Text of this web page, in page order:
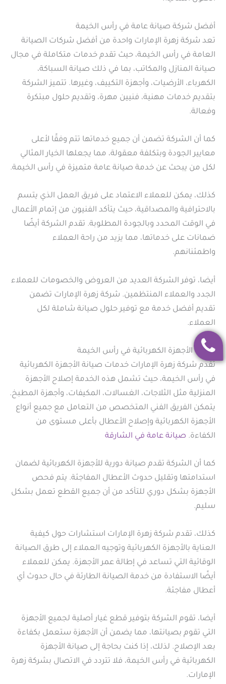
أفضل شركة صيانة عامة في رأس الخيمة
تعد شركة زهرة الإمارات واحدة من أفضل شركات الصيانة
العامة في رأس الخيمة، حيث تقدم خدمات متكاملة في مجال
صيانة المنازل والمكاتب، بما في ذلك صيانة السباكة،
الكهرباء، الأرضيات، وأجهزة التكييف، وغيرها. تتميز الشركة
بتقديم خدمات مهنية، فنيين مهرة، وتقديم حلول مبتكرة
وفعالة.
كما أن الشركة تضمن أن جميع خدماتها تتم وفقًا لأعلى
معايير الجودة وبتكلفة معقولة، مما يجعلها الخيار المثالي
لكل من يبحث عن خدمة صيانة عامة متميزة في رأس الخيمة.
كذلك، يمكن للعملاء الاعتماد على فريق العمل الذي يتسم
بالاحترافية والمصداقية، حيث يتأكد الفنيون من إتمام الأعمال
في الوقت المحدد وبالجودة المطلوبة. تقدم الشركة أيضًا
ضمانات على خدماتها، مما يزيد من راحة العملاء
واطمئنانهم.
أيضا، توفر الشركة العديد من العروض والخصومات للعملاء
الجدد والعملاء المنتظمين. شركة زهرة الإمارات تضمن
تقديم أفضل خدمة مع توفير حلول صيانة شاملة لكل
العملاء.
صيانة الأجهزة الكهربائية في رأس الخيمة
تقدم شركة زهرة الإمارات خدمات صيانة الأجهزة الكهربائية
في رأس الخيمة، حيث تشمل هذه الخدمة إصلاح الأجهزة
المنزلية مثل الثلاجات، الغسالات، المكيفات، وأجهزة المطبخ.
يتمكن الفريق الفني المتخصص من التعامل مع جميع أنواع
الأجهزة الكهربائية وإصلاح الأعطال بأعلى مستوى من
الكفاءة. صيانة عامة في الشارقة
كما أن الشركة تقدم صيانة دورية للأجهزة الكهربائية لضمان
استدامتها وتقليل حدوث الأعطال المفاجئة. يتم فحص
الأجهزة بشكل دوري للتأكد من أن جميع القطع تعمل بشكل
سليم.
كذلك، تقدم شركة زهرة الإمارات استشارات حول كيفية
العناية بالأجهزة الكهربائية وتوجيه العملاء إلى طرق الصيانة
الوقائية التي تساعد في إطالة عمر الأجهزة. يمكن للعملاء
أيضًا الاستفادة من خدمة الصيانة الطارئة في حال حدوث أي
أعطال مفاجئة.
أيضا، تقوم الشركة بتوفير قطع غيار أصلية لجميع الأجهزة
التي تقوم بصيانتها، مما يضمن أن الأجهزة ستعمل بكفاءة
بعد الإصلاح. لذلك، إذا كنت بحاجة إلى صيانة الأجهزة
الكهربائية في رأس الخيمة، فلا تتردد في الاتصال بشركة زهرة
الإمارات.